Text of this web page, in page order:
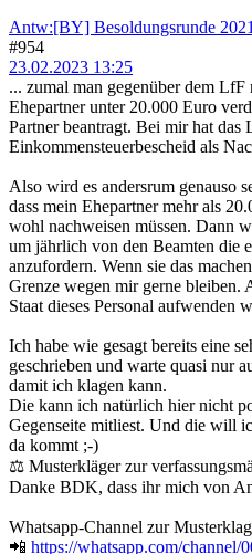
Antw:[BY] Besoldungsrunde
#954
23.02.2023 13:25
... zumal man gegenüber dem LfF
Ehepartner unter 20.000 Euro
Partner beantragt. Bei mir hat das
Einkommensteuerbescheid als
Also wird es andersrum genauso
dass mein Ehepartner mehr als
wohl nachweisen müssen. Dann
um jährlich von den Beamten die
anzufordern. Wenn sie das
Grenze wegen mir gerne bleiben.
Staat dieses Personal aufwenden
Ich habe wie gesagt bereits eine
geschrieben und warte quasi nur
damit ich klagen kann.
Die kann ich natürlich hier nicht
Gegenseite mitliest. Und die will
da kommt ;-)
⚖️ Musterkläger zur
Danke BDK, dass ihr mich von
Whatsapp-Channel zur
📲 https://whatsapp.com/